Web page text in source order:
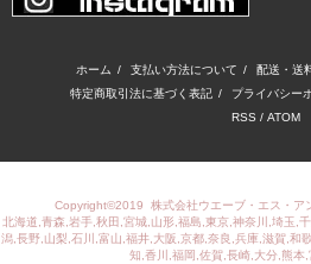
ホーム / 支払い方法について / 配送・送
特定商取引法に基づく表記 / プライバシー
RSS / ATOM
Copyright©2019 株式会社ウエーブ・エス・ア
北海道,青森,岩手,秋田,宮城,山形,福島,東京,神奈川,埼玉,
潟,長野,山梨,石川,富山,福井,大阪,京都,奈良,兵庫,滋賀,和
知,香川,福岡,佐賀,長崎,大分,熊本